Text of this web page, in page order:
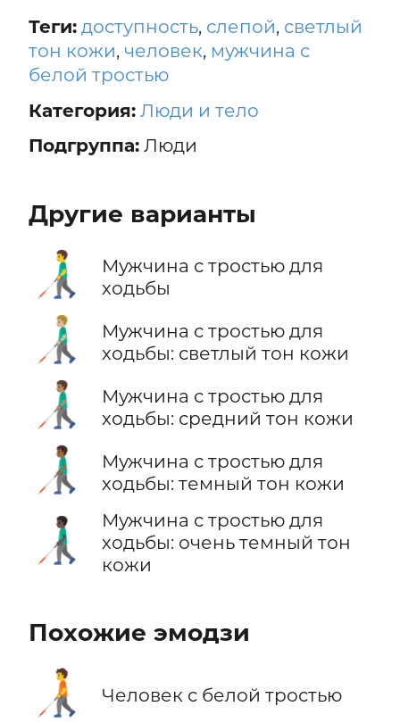
Теги: доступность, слепой, светлый
тон кожи, человек, мужчина с
белой тростью
Категория: Люди и тело
Подгруппа:Люди
Другие варианты
👨‍🦯
Мужчина с тростью для
ходьбы
👨🏼‍🦯
Мужчина с тростью для
ходьбы: светлый тон кожи
👨🏽‍🦯
Мужчина с тростью для
ходьбы: средний тон кожи
👨🏾‍🦯
Мужчина с тростью для
ходьбы: темный тон кожи
👨🏿‍🦯
Мужчина с тростью для
ходьбы: очень темный тон
кожи
Похожие эмодзи
🧑‍🦯 Человек с белой тростью